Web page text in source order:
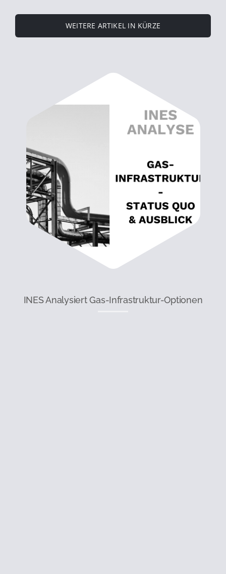
WEITERE ARTIKEL IN KÜRZE
INES Analysiert Gas-Infrastruktur-Optionen